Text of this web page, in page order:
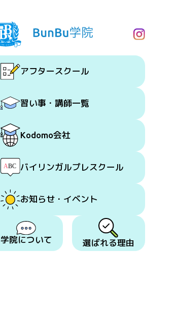
アフタースクール
習い事・講師一覧
Kodomo会社
バイリンガルプレスクール
お知らせ・イベント
学院について 選ばれる理由